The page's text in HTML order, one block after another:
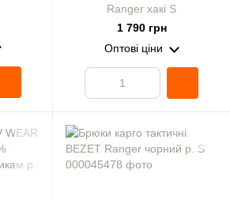
Ranger хакі S
1 790 грн
Оптові ціни